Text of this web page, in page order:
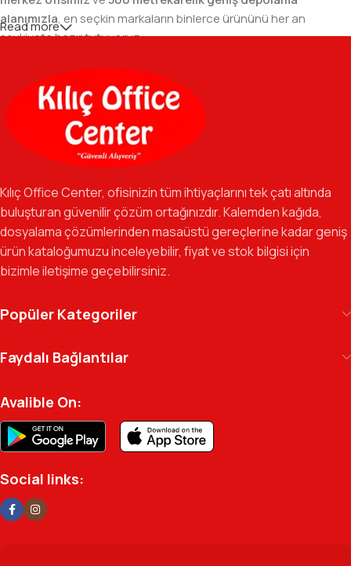
alanımızla, en seçkin markaların binlerce ürününü her an
sevkiyata hazır tutuyoruz.
Geniş Ürün Yelpazesi:Temel kırtasiye malzemelerinden teknik
ofis gereçlerine kadar, iş hayatınızda ihtiyaç duyduğunuz her
şeyi tek bir çatı altında, en uygun fiyat avantajlarıyla bulmanızı
sağlıyoruz.
Özverili Takım Ruhu:İşini tutkuyla yapan, güler yüzlü ve çözüm
güvenilir bir yol arkadaşı olmayı hedefliyoruz.
Gelecek Vizyonu:Kurumsal kimliğimizi yeni iş birlikleri ve global
markalarla güçlendirerek, Türkiye genelinde müşteri ağımızı her
geçen gün büyütmeye devam ediyoruz.
Kılıç Office Center
arşivinizdeki dosyaya kadar her detayda yanınızda.
Ofisinizin enerjisini ve verimliliğini artırmak için
profesyonel kadromuzla hizmetinizdeyiz.
Read more
Kılıç Office Center, ofisinizin tüm ihtiyaçlarını tek çatı altında
buluşturan güvenilir çözüm ortağınızdır. Kalemden kağıda,
dosyalama çözümlerinden masaüstü gereçlerine kadar geniş
ürün kataloğumuzu inceleyebilir, fiyat ve stok bilgisi için
bizimle iletişime geçebilirsiniz.
Popüler Kategoriler
Faydalı Bağlantılar
Avalible On:
Social links: